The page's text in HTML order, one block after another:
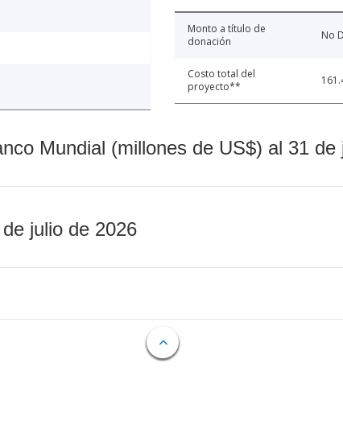
Monto a título de
donación
No
Costo total del
proyecto**
Mundial (millones de US$) al 31 de
julio de 2026